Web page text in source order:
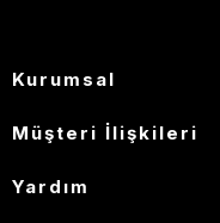
Kurumsal
Müşteri İlişkileri
Yardım